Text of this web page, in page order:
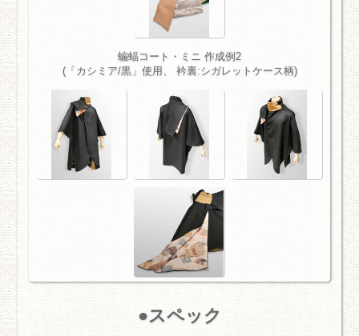
蝙蝠コート・ミニ 作成例2
(「カシミア/黒」使用、 衿裏:シガレットケース柄)
スペック